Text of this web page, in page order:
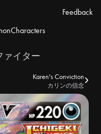
Characters
Feedback
ァイター
Karen's Conviction
カリンの信念